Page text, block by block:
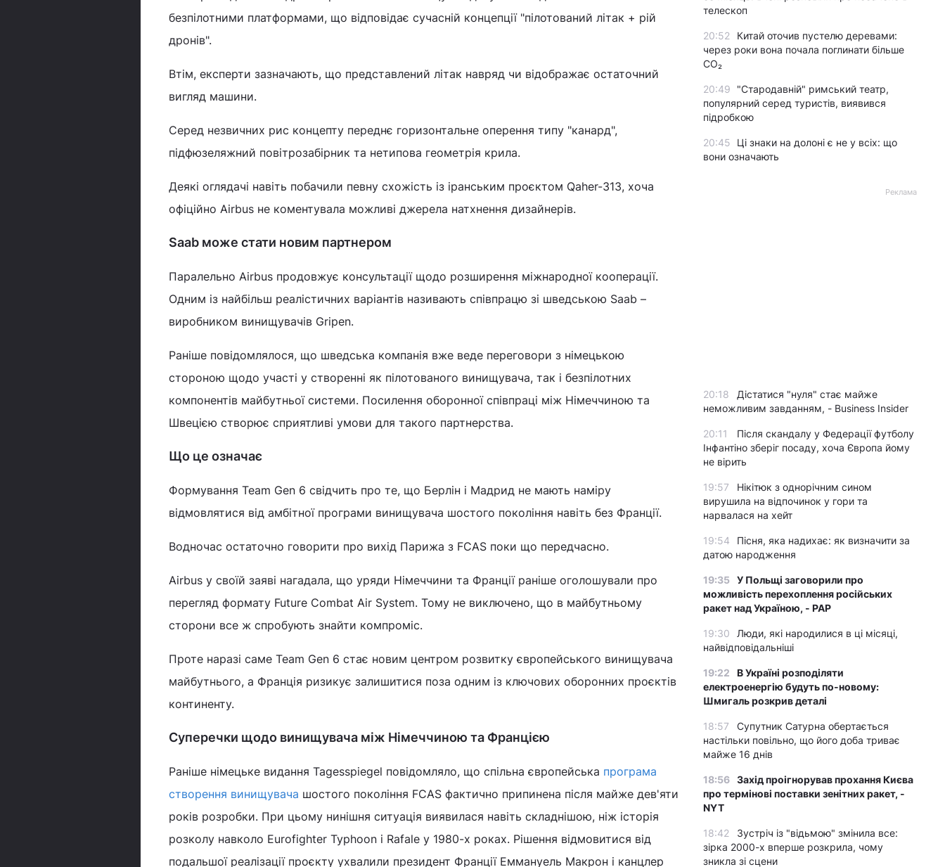
безпілотними платформами, що відповідає сучасній концепції "пілотований літак + рій
дронів".
Втім, експерти зазначають, що представлений літак навряд чи відображає остаточний
вигляд машини.
Серед незвичних рис концепту переднє горизонтальне оперення типу "канард",
підфюзеляжний повітрозабірник та нетипова геометрія крила.
Деякі оглядачі навіть побачили певну схожість із іранським проєктом Qaher-313, хоча
офіційно Airbus не коментувала можливі джерела натхнення дизайнерів.
Saab може стати новим партнером
Паралельно Airbus продовжує консультації щодо розширення міжнародної кооперації.
Одним із найбільш реалістичних варіантів називають співпрацю зі шведською Saab –
виробником винищувачів Gripen.
Раніше повідомлялося, що шведська компанія вже веде переговори з німецькою
стороною щодо участі у створенні як пілотованого винищувача, так і безпілотних
компонентів майбутньої системи. Посилення оборонної співпраці між Німеччиною та
Швецією створює сприятливі умови для такого партнерства.
Що це означає
Формування Team Gen 6 свідчить про те, що Берлін і Мадрид не мають наміру
відмовлятися від амбітної програми винищувача шостого покоління навіть без Франції.
Водночас остаточно говорити про вихід Парижа з FCAS поки що передчасно.
Airbus у своїй заяві нагадала, що уряди Німеччини та Франції раніше оголошували про
перегляд формату Future Combat Air System. Тому не виключено, що в майбутньому
сторони все ж спробують знайти компроміс.
Проте наразі саме Team Gen 6 стає новим центром розвитку європейського винищувача
майбутнього, а Франція ризикує залишитися поза одним із ключових оборонних проєктів
континенту.
Суперечки щодо винищувача між Німеччиною та Францією
Раніше німецьке видання Tagesspiegel повідомляло, що спільна європейська програма
створення винищувача шостого покоління FCAS фактично припинена після майже дев'яти
років розробки. При цьому нинішня ситуація виявилася навіть складнішою, ніж історія
розколу навколо Eurofighter Typhoon і Rafale у 1980-х роках. Рішення відмовитися від
подальшої реалізації проєкту ухвалили президент Франції Еммануель Макрон і канцлер
телескоп
20:52
Китай оточив пустелю деревами:
через роки вона почала поглинати більше
CO₂
20:49
"Стародавній" римський театр,
популярний серед туристів, виявився
підробкою
20:45
Ці знаки на долоні є не у всіх: що
вони означають
Реклама
20:18
Дістатися "нуля" стає майже
неможливим завданням, - Business Insider
20:11
Після скандалу у Федерації футболу
Інфантіно зберіг посаду, хоча Європа йому
не вірить
19:57
Нікітюк з однорічним сином
вирушила на відпочинок у гори та
нарвалася на хейт
19:54
Пісня, яка надихає: як визначити за
датою народження
19:35 У Польщі заговорили про
можливість перехоплення російських
ракет над Україною, - PAP
19:30
Люди, які народилися в ці місяці,
найвідповідальніші
19:22
В Україні розподіляти
електроенергію будуть по-новому:
Шмигаль розкрив деталі
18:57
Супутник Сатурна обертається
настільки повільно, що його доба триває
майже 16 днів
18:56 Захід проігнорував прохання Києва
про термінові поставки зенітних ракет, -
NYT
18:42
Зустріч із "відьмою" змінила все:
зірка 2000-х вперше розкрила, чому
зникла зі сцени